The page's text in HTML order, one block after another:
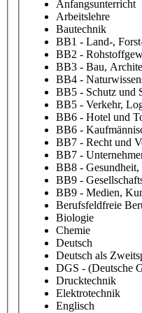
Anfangsunterricht
Arbeitslehre
Bautechnik
BB1 - Land-,
BB2 -
BB3 - Bau,
BB4 -
BB5 - Schutz und
BB5 - Verkehr,
BB6 - Hotel und
BB6 -
BB7 - Recht und
BB7 -
BB8 - Gesundheit,
BB9 -
BB9 - Medien,
Berufsfeldfreie
Biologie
Chemie
Deutsch
Deutsch als
DGS - (Deutsche
Drucktechnik
Elektrotechnik
Englisch